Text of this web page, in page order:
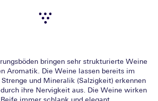
bringen sehr strukturierte Weine
Aromatik. Die Weine lassen bereits im
und Mineralik (Salzigkeit) erkennen
ihre Nervigkeit aus. Die Weine wirken